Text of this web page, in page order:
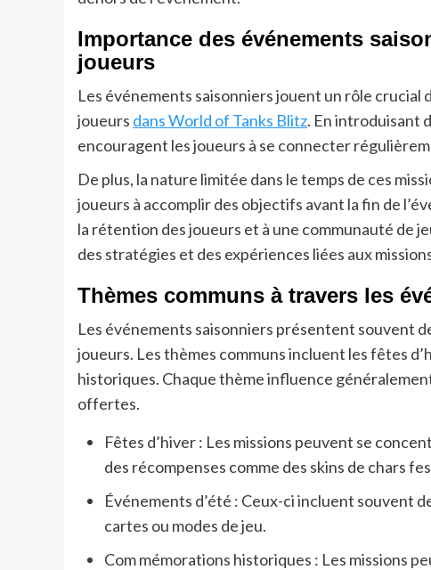
Importance des événements
joueurs
Les événements saisonniers jouent un rôle crucial
joueurs dans World of Tanks Blitz. En introduisant
encouragent les joueurs à se connecter
De plus, la nature limitée dans le temps de ces
joueurs à accomplir des objectifs avant la fin de
la rétention des joueurs et à une communauté de
des stratégies et des expériences liées aux
Thèmes communs à travers les
Les événements saisonniers présentent souvent
joueurs. Les thèmes communs incluent les fêtes
historiques. Chaque thème influence
offertes.
Fêtes d’hiver : Les missions peuvent se
des récompenses comme des skins de chars
Événements d’été : Ceux-ci incluent souvent
cartes ou modes de jeu.
Com mémorations historiques : Les missions